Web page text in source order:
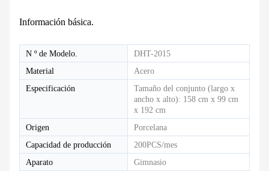
Información básica.
N º de Modelo.
DHT-2015
Material
Acero
Especificación
Tamaño del conjunto (largo x
ancho x alto): 158 cm x 99 cm
x 192 cm
Origen
Porcelana
Capacidad de producción
200PCS/mes
Aparato
Gimnasio